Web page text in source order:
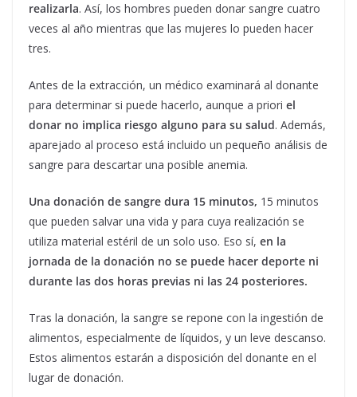
realizarla. Así, los hombres pueden donar sangre cuatro
veces al año mientras que las mujeres lo pueden hacer
tres.
Antes de la extracción, un médico examinará al donante
para determinar si puede hacerlo, aunque a priori el
donar no implica riesgo alguno para su salud. Además,
aparejado al proceso está incluido un pequeño análisis de
sangre para descartar una posible anemia.
Una donación de sangre dura 15 minutos, 15 minutos
que pueden salvar una vida y para cuya realización se
utiliza material estéril de un solo uso. Eso sí, en la
jornada de la donación no se puede hacer deporte ni
durante las dos horas previas ni las 24 posteriores.
Tras la donación, la sangre se repone con la ingestión de
alimentos, especialmente de líquidos, y un leve descanso.
Estos alimentos estarán a disposición del donante en el
lugar de donación.